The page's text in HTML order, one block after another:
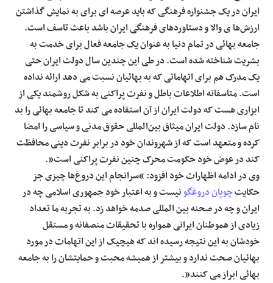
ایران در یک جشنواره فرهنگی که باید عرصه ای برای به نمایش گذاشتن
ارزش‌ها ی والا و دستاوردهای فرهنگی ایران باشد باعث تاسف است.
جامعه بهائی در تمام دنیا به عنوان یک جامعه فعال برای خدمت به
بشریت شناخته شده است. در طی این چندین سال دولت ایران حتی
یک مدرک هم برای اتهاماتی که به بهائیان نسبت می دهد ارائه نداده
است. متاسفانه اطلاعات باطل و نفرت پراکنی به شکل روشمند یکی از
ابزاری هست که دولت ایران از آن استفاده می کند تا جامعه بهائی را بد
نام سازد. دولت ایران میثاق بین‌المللی حقوق مدنی و سیاسی را امضا
کرده و متعهد است که از شهروندان خود در برابر نفرت دینی محافظت
کند در عوض خود حکومت محرک چنین نفرت پراکنی است”.
وی در ادامه اظهارات خود افزود: “سرانجام این دروغ‌ها چیزی جز
حکایتچوپان دروغگونیست و به اعتبار خود جمهوری اسلامی چه در
ایران و چه در صحنه بین المللی صدمه خواهد زد. به تجربه ما تعداد
زیادی از هموطنان ایرانی همواره با تحقیقات منصفانه و مستقل
خودشان به این نتیجه رسیده اند که هیچیک از این اتهامات در مورد
بهائیان صحت ندارد و بیشتر از همیشه محبت و حمایتشان را به جامعه
بهائی ابراز می کنند”.